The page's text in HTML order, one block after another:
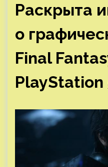
Раскрыта
о
Final
PlayStation